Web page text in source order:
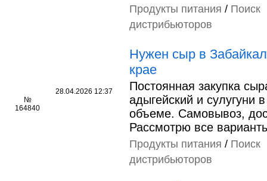
Продукты питания / Поиск
дистрибьюторов
№
164840
28.04.2026 12:37
Нужен сыр в
крае
Постоянная закупка
адыгейский и сулугуни
объеме. Самовывоз,
Рассмотрю все
Продукты питания / Поиск
дистрибьюторов